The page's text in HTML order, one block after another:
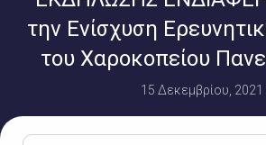
την Ενίσχυση
του Χαροκοπείου
15 Δεκεμβρίου, 2021